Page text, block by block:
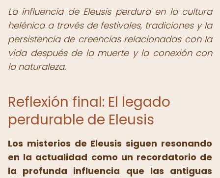
La influencia de Eleusis perdura en la cultura
helénica a través de festivales, tradiciones y la
persistencia de creencias relacionadas con la
vida después de la muerte y la conexión con
la naturaleza.
Reflexión final: El legado
perdurable de Eleusis
Los misterios de Eleusis siguen resonando
en la actualidad como un recordatorio de
la profunda influencia que las antiguas